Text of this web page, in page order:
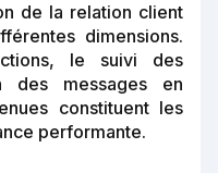
de la relation client
dimensions.
le suivi des
des messages en
constituent les
performante.